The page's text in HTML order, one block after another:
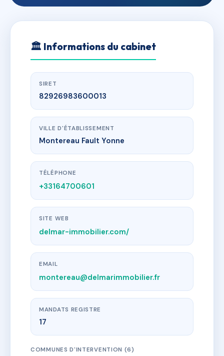
🏛 Informations du cabinet
SIRET
82926983600013
VILLE D'ÉTABLISSEMENT
Montereau Fault Yonne
TÉLÉPHONE
+33164700601
SITE WEB
delmar-immobilier.com/
EMAIL
montereau@delmarimmobilier.fr
MANDATS REGISTRE
17
COMMUNES D'INTERVENTION (6)